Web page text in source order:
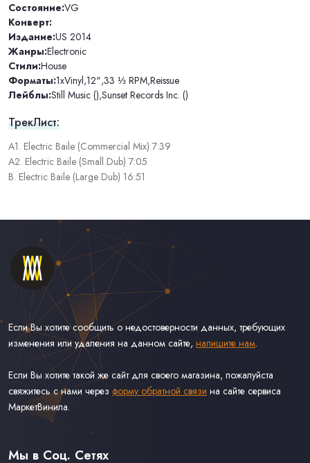
Состояние:VG
Конверт:
Издание:US 2014
Жанры:Electronic
Стили:House
Форматы:1xVinyl,12",33 ⅓ RPM,Reissue
Лейблы:Still Music (),Sunset Records Inc. ()
ТрекЛист:
A1. Electric Baile (Commercial Mix) 7:39
A2. Electric Baile (Small Dub) 7:05
B. Electric Baile (Large Dub) 16:51
Если Вы хотите сообщить о недостоверности данных, требующих
изменения или удаления на данном сайте, напишите нам.
Если Вы хотите такой же сайт для своего магазина, пожалуйста
свяжитесь с нами через форму обратной связи на сайте сервиса
МаркетВинила.
Каталог Винила, CD и Кассет
Доставка и Оплата
Мы в Соц. Сетях